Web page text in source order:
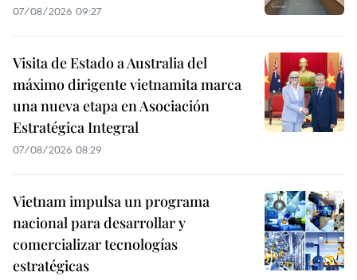
07/08/2026 09:27
Visita de Estado a Australia del
máximo dirigente vietnamita marca
una nueva etapa en Asociación
Estratégica Integral
07/08/2026 08:29
Vietnam impulsa un programa
nacional para desarrollar y
comercializar tecnologías
estratégicas